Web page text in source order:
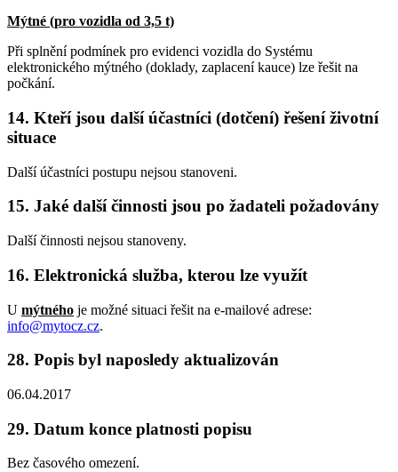
Mýtné (pro vozidla od 3,5 t)
Při splnění podmínek pro evidenci vozidla do Systému
elektronického mýtného (doklady, zaplacení kauce) lze řešit na
počkání.
14. Kteří jsou další účastníci (dotčení) řešení životní
situace
Další účastníci postupu nejsou stanoveni.
15. Jaké další činnosti jsou po žadateli požadovány
Další činnosti nejsou stanoveny.
16. Elektronická služba, kterou lze využít
U mýtného je možné situaci řešit na e-mailové adrese:
info@mytocz.cz.
28. Popis byl naposledy aktualizován
06.04.2017
29. Datum konce platnosti popisu
Bez časového omezení.